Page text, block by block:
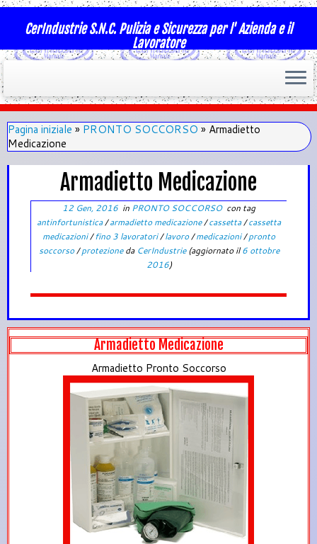
CerIndustrie S.N.C. Pulizia e Sicurezza per l' Azienda e il
Lavoratore
Pagina iniziale » PRONTO SOCCORSO » Armadietto
Medicazione
Armadietto Medicazione
12 Gen, 2016 in PRONTO SOCCORSO con tag
antinfortunistica/armadietto medicazione/cassetta/cassetta
medicazioni/fino 3 lavoratori/lavoro/medicazioni/pronto
soccorso/protezioneda CerIndustrie(aggiornato il6 ottobre
2016)
Armadietto Medicazione
Armadietto Pronto Soccorso